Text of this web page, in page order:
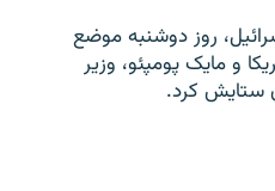
روز دوشنبه موضع
و مایک پومپئو، وزیر
ستایش کرد.